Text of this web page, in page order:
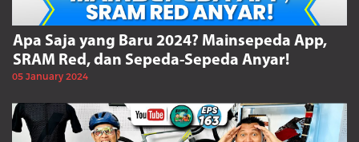
Apa Saja yang Baru 2024? Mainsepeda App,
SRAM Red, dan Sepeda-Sepeda Anyar!
05 January 2024